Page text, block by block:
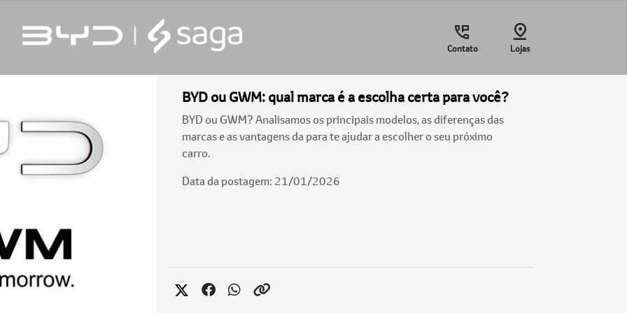
Contato Lojas
BYD ou GWM: qual marca é a escolha certa para você?
BYD ou GWM? Analisamos os principais modelos, as diferenças das
marcas e as vantagens da para te ajudar a escolher o seu próximo
carro.
Data da postagem: 21/01/2026